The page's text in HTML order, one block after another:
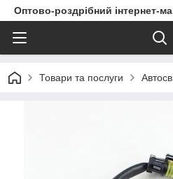
Оптово-роздрібний інтернет-
Товари та послуги